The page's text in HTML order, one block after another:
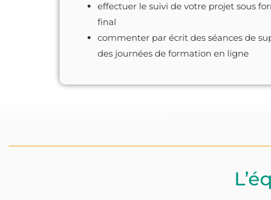
effectuer le suivi de votre projet sous
final
commenter par écrit des séances de
des journées de formation en ligne